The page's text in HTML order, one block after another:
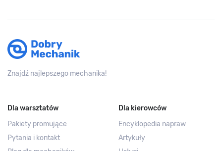
Znajdź najlepszego mechanika!
Dla warsztatów
Pakiety promujące
Pytania i kontakt
Dla kierowców
Encyklopedia napraw
Artykuły